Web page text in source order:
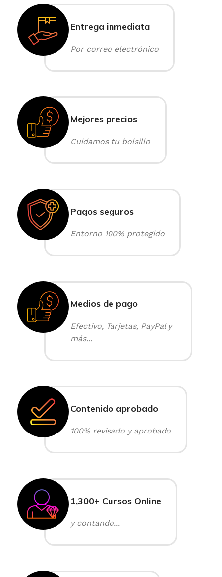
Entrega inmediata
Por correo electrónico
Mejores precios
Cuidamos tu bolsillo
Pagos seguros
Entorno 100% protegido
Medios de pago
Efectivo, Tarjetas, PayPal y
más...
Contenido aprobado
100% revisado y aprobado
1,300+ Cursos Online
y contando...